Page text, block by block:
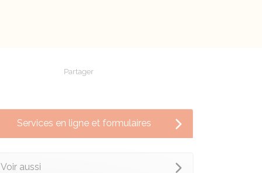
Partager
Services en ligne et formulaires
Voir aussi